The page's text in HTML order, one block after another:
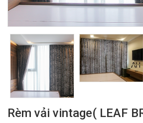
Rèm vải vintage( LEAF